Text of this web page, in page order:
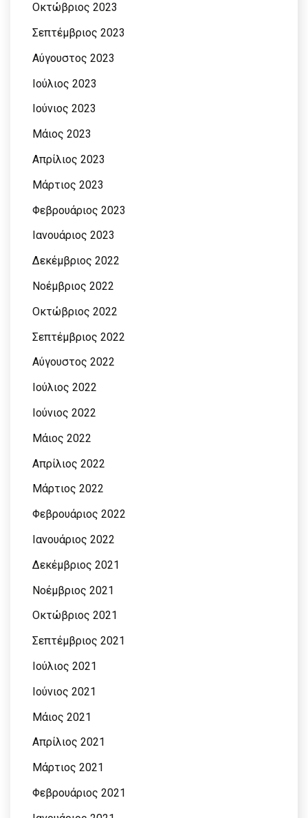
Οκτώβριος 2023
Σεπτέμβριος 2023
Αύγουστος 2023
Ιούλιος 2023
Ιούνιος 2023
Μάιος 2023
Απρίλιος 2023
Μάρτιος 2023
Φεβρουάριος 2023
Ιανουάριος 2023
Δεκέμβριος 2022
Νοέμβριος 2022
Οκτώβριος 2022
Σεπτέμβριος 2022
Αύγουστος 2022
Ιούλιος 2022
Ιούνιος 2022
Μάιος 2022
Απρίλιος 2022
Μάρτιος 2022
Φεβρουάριος 2022
Ιανουάριος 2022
Δεκέμβριος 2021
Νοέμβριος 2021
Οκτώβριος 2021
Σεπτέμβριος 2021
Ιούλιος 2021
Ιούνιος 2021
Μάιος 2021
Απρίλιος 2021
Μάρτιος 2021
Φεβρουάριος 2021